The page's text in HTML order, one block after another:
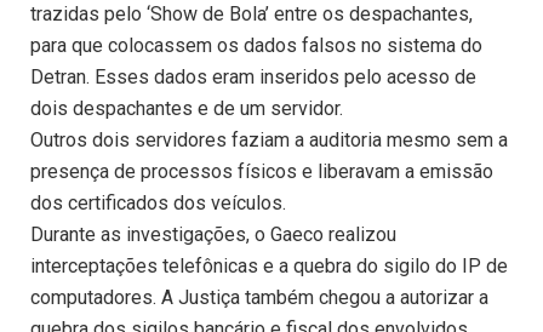
trazidas pelo ‘Show de Bola’ entre os despachantes,
para que colocassem os dados falsos no sistema do
Detran. Esses dados eram inseridos pelo acesso de
dois despachantes e de um servidor.
Outros dois servidores faziam a auditoria mesmo sem a
presença de processos físicos e liberavam a emissão
dos certificados dos veículos.
Durante as investigações, o Gaeco realizou
interceptações telefônicas e a quebra do sigilo do IP de
computadores. A Justiça também chegou a autorizar a